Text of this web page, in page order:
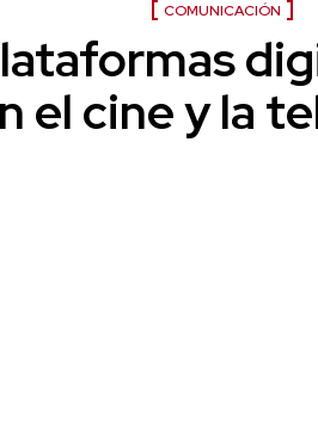
COMUNICACIÓN
el cine y la